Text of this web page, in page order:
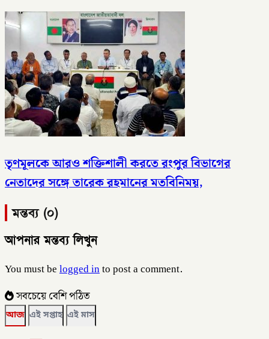
তৃণমূলকে আরও শক্তিশালী করতে রংপুর বিভাগের
নেতাদের সঙ্গে তারেক রহমানের মতবিনিময়,
মন্তব্য (০)
আপনার মন্তব্য লিখুন
You must belogged into post a comment.
সবচেয়ে বেশি পঠিত
আজ এই সপ্তাহ এই মাস